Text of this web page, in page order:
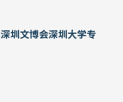
圳文博会深圳大学专